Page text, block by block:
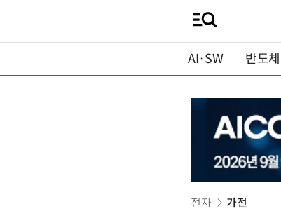
AI·SW 반도체
전자 가전